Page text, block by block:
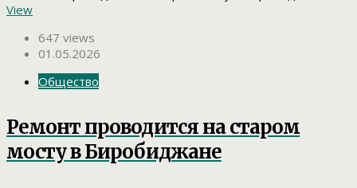
View
647 views
01.05.2026
Общество
Ремонт проводится на старом
мосту в Биробиджане